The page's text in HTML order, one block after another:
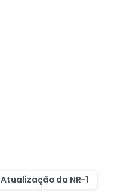
Atualização da NR-1